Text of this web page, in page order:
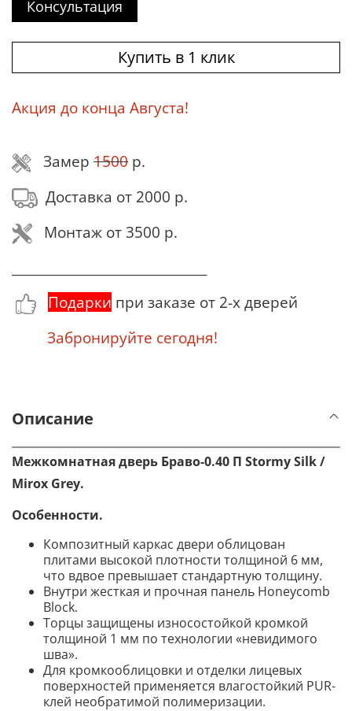
Консультация
Купить в 1 клик
Акция до конца Августа!
Замер 1500 р.
Доставка от 2000 р.
Монтаж от 3500 р.
Подарки при заказе от 2-х дверей
Забронируйте сегодня!
Описание
Межкомнатная дверь Браво-0.40 П Stormy Silk /
Mirox Grey.
Особенности.
Композитный каркас двери облицован
плитами высокой плотности толщиной 6 мм,
что вдвое превышает стандартную толщину.
Внутри жесткая и прочная панель Honeycomb
Block.
Торцы защищены износостойкой кромкой
толщиной 1 мм по технологии «невидимого
шва».
Для кромкооблицовки и отделки лицевых
поверхностей применяется влагостойкий PUR-
клей необратимой полимеризации.